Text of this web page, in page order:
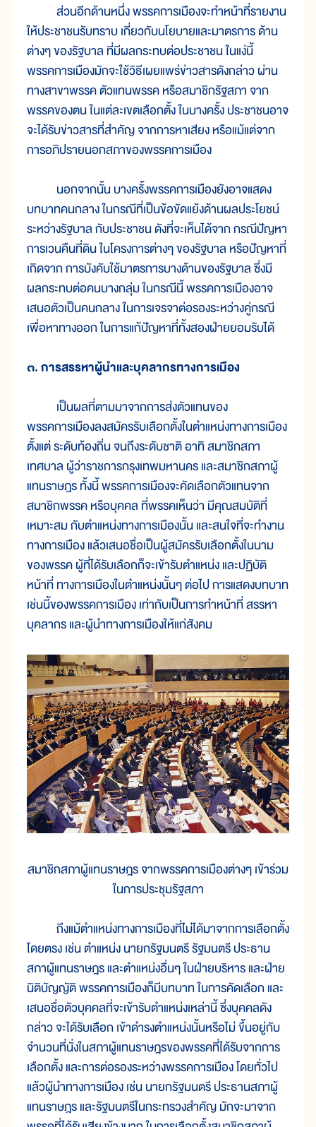
ส่วนอีกด้านหนึ่ง พรรคการเมืองจะทำหน้าที่รายงาน
ให้ประชาชนรับทราบ เกี่ยวกับนโยบายและมาตรการ ด้าน
ต่างๆ ของรัฐบาล ที่มีผลกระทบต่อประชาชน ในแง่นี้
พรรคการเมืองมักจะใช้วิธีเผยแพร่ข่าวสารดังกล่าว ผ่าน
ทางสาขาพรรค ตัวแทนพรรค หรือสมาชิกรัฐสภา จาก
พรรคของตน ในแต่ละเขตเลือกตั้ง ในบางครั้ง ประชาชนอาจ
จะได้รับข่าวสารที่สำคัญ จากการหาเสียง หรือแม้แต่จาก
การอภิปรายนอกสภาของพรรคการเมือง
นอกจากนั้น บางครั้งพรรคการเมืองยังอาจแสดง
บทบาทคนกลาง ในกรณีที่เป็นข้อขัดแย้งด้านผลประโยชน์
ระหว่างรัฐบาล กับประชาชน ดังที่จะเห็นได้จาก กรณีปัญหา
การเวนคืนที่ดิน ในโครงการต่างๆ ของรัฐบาล หรือปัญหาที่
เกิดจาก การบังคับใช้มาตรการบางด้านของรัฐบาล ซึ่งมี
ผลกระทบต่อคนบางกลุ่ม ในกรณีนี้ พรรคการเมืองอาจ
เสนอตัวเป็นคนกลาง ในการเจรจาต่อรองระหว่างคู่กรณี
เพื่อหาทางออก ในการแก้ปัญหาที่ทั้งสองฝ่ายยอมรับได้
๓. การสรรหาผู้นำและบุคลากรทางการเมือง
เป็นผลที่ตามมาจากการส่งตัวแทนของ
พรรคการเมืองลงสมัครรับเลือกตั้งในตำแหน่งทางการเมือง
ตั้งแต่ ระดับท้องถิ่น จนถึงระดับชาติ อาทิ สมาชิกสภา
เทศบาล ผู้ว่าราชการกรุงเทพมหานคร และสมาชิกสภาผู้
แทนราษฎร ทั้งนี้ พรรคการเมืองจะคัดเลือกตัวแทนจาก
สมาชิกพรรค หรือบุคคล ที่พรรคเห็นว่า มีคุณสมบัติที่
เหมาะสม กับตำแหน่งทางการเมืองนั้น และสนใจที่จะทำงาน
ทางการเมือง แล้วเสนอชื่อเป็นผู้สมัครรับเลือกตั้งในนาม
ของพรรค ผู้ที่ได้รับเลือกก็จะเข้ารับตำแหน่ง และปฏิบัติ
หน้าที่ ทางการเมืองในตำแหน่งนั้นๆ ต่อไป การแสดงบทบาท
เช่นนี้ของพรรคการเมือง เท่ากับเป็นการทำหน้าที่ สรรหา
บุคลากร และผู้นำทางการเมืองให้แก่สังคม
สมาชิกสภาผู้แทนราษฎร จากพรรคการเมืองต่างๆ เข้าร่วม
ในการประชุมรัฐสภา
ถึงแม้ตำแหน่งทางการเมืองที่ไม่ได้มาจากการเลือกตั้ง
โดยตรง เช่น ตำแหน่ง นายกรัฐมนตรี รัฐมนตรี ประธาน
สภาผู้แทนราษฎร และตำแหน่งอื่นๆ ในฝ่ายบริหาร และฝ่าย
นิติบัญญัติ พรรคการเมืองก็มีบทบาท ในการคัดเลือก และ
เสนอชื่อตัวบุคคลที่จะเข้ารับตำแหน่งเหล่านี้ ซึ่งบุคคลดัง
กล่าว จะได้รับเลือก เข้าดำรงตำแหน่งนั้นหรือไม่ ขึ้นอยู่กับ
จำนวนที่นั่งในสภาผู้แทนราษฎรของพรรคที่ได้รับจากการ
เลือกตั้ง และการต่อรองระหว่างพรรคการเมือง โดยทั่วไป
แล้วผู้นำทางการเมือง เช่น นายกรัฐมนตรี ประธานสภาผู้
แทนราษฎร และรัฐมนตรีในกระทรวงสำคัญ มักจะมาจาก